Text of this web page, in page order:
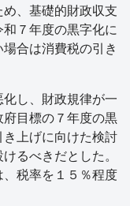
、基礎的財政収支
和７年度の黒字化に
合は消費税の引き
し、財政規律が一
目標の７年度の黒
上げに向けた検討
るべきだとした。
税率を１５％程度